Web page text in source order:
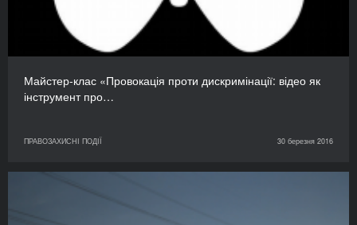
Майстер-клас «Провокація проти дискримінації: відео як
інструмент про…
ПРАВОЗАХИСНІ ПОДІЇ 30 березня 2016